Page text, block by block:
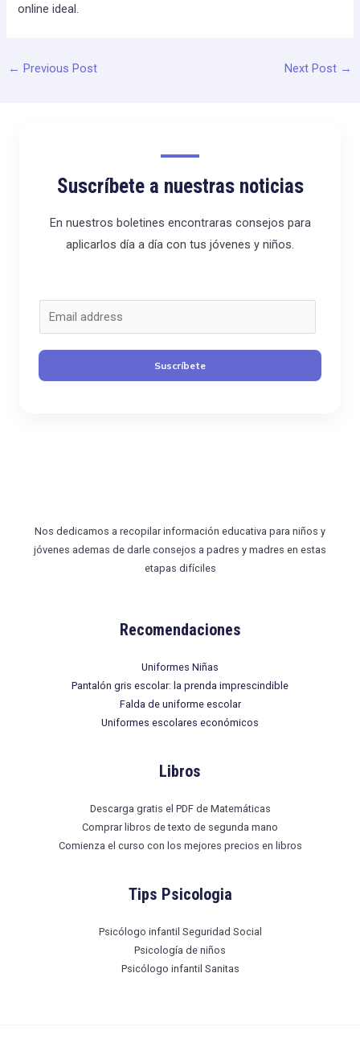
online ideal.
← Previous Post Next Post →
Suscríbete a nuestras noticias
En nuestros boletines encontraras consejos para
aplicarlos día a día con tus jóvenes y niños.
o
r
r
Suscríbete
Nos dedicamos a recopilar información educativa para niños y
jóvenes ademas de darle consejos a padres y madres en estas
etapas difíciles
Recomendaciones
Uniformes Niñas
Pantalón gris escolar: la prenda imprescindible
Falda de uniforme escolar
Uniformes escolares económicos
Libros
Descarga gratis el PDF de Matemáticas
Comprar libros de texto de segunda mano
Comienza el curso con los mejores precios en libros
Tips Psicologia
Psicólogo infantil Seguridad Social
Psicología de niños
Psicólogo infantil Sanitas